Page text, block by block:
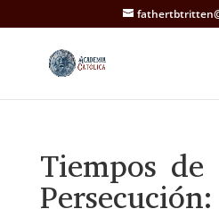
Tiempos de